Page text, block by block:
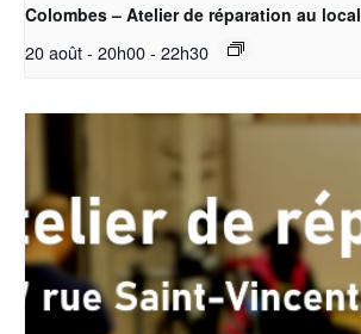
Colombes – Atelier de réparation au local
20 août - 20h00- 22h30